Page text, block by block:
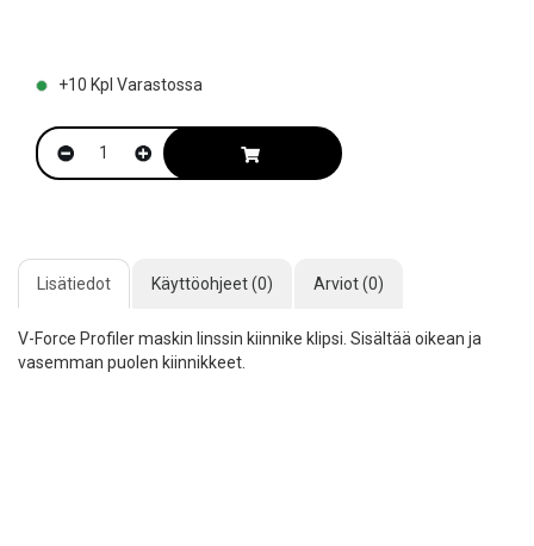
+10 Kpl Varastossa
Lisätiedot Käyttöohjeet (0) Arviot (0)
V-Force Profiler maskin linssin kiinnike klipsi. Sisältää oikean ja
vasemman puolen kiinnikkeet.